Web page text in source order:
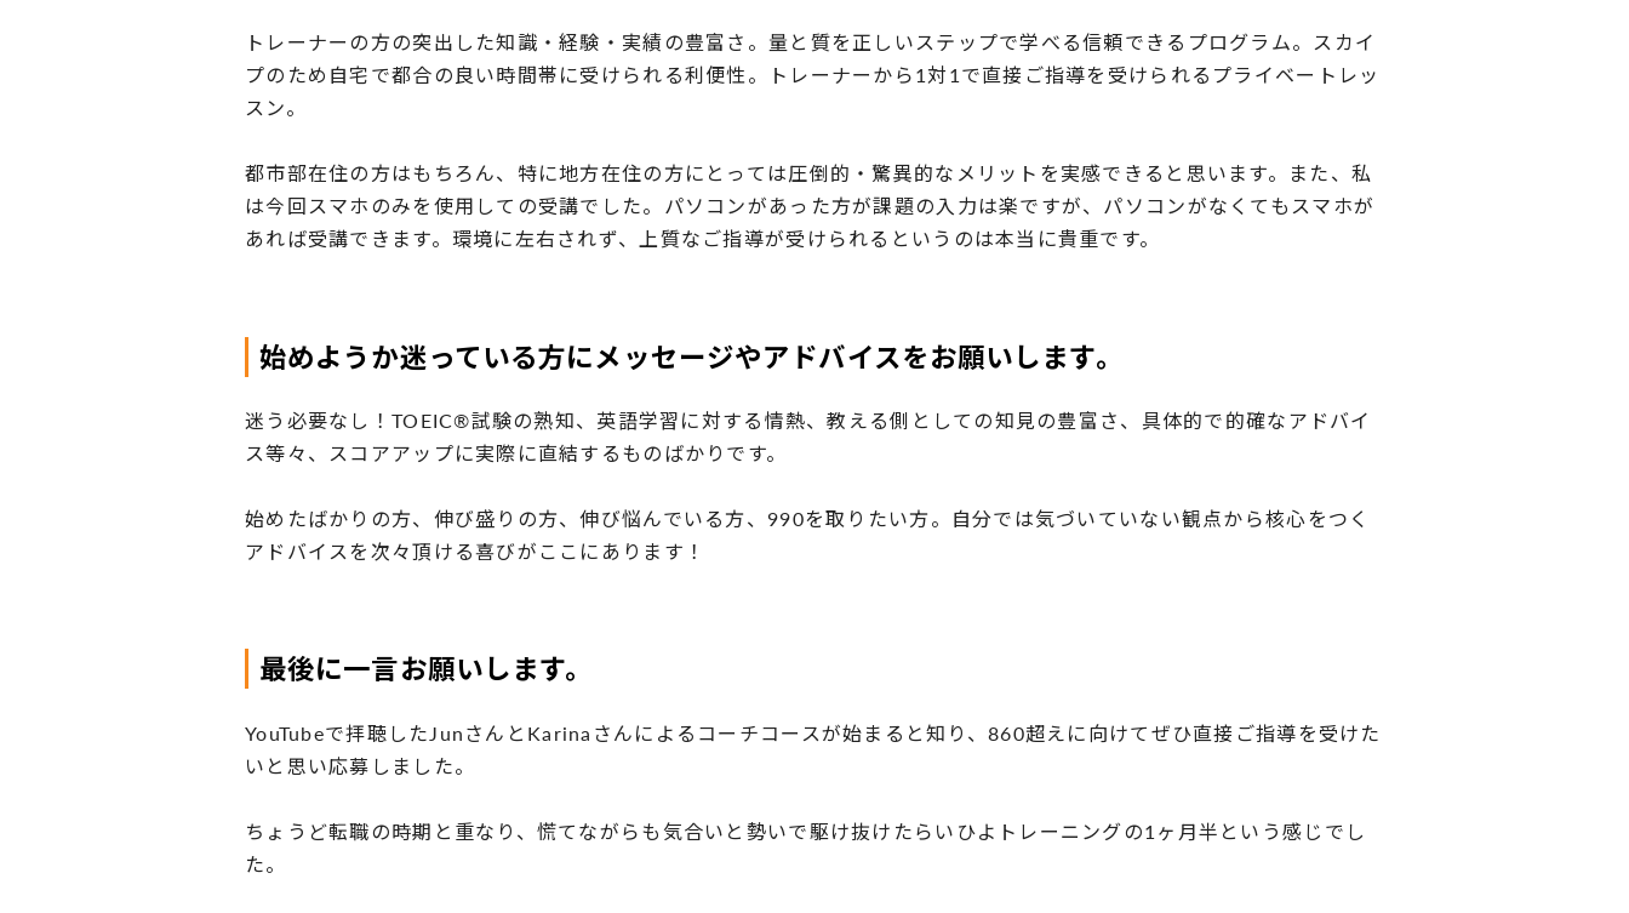
トレーナーの方の突出した知識・経験・実績の豊富さ。量と質を正しいステップで学べる信頼できるプログラム。スカイ
プのため自宅で都合の良い時間帯に受けられる利便性。トレーナーから1対1で直接ご指導を受けられるプライベートレッ
スン。
都市部在住の方はもちろん、特に地方在住の方にとっては圧倒的・驚異的なメリットを実感できると思います。また、私
は今回スマホのみを使用しての受講でした。パソコンがあった方が課題の入力は楽ですが、パソコンがなくてもスマホが
あれば受講できます。環境に左右されず、上質なご指導が受けられるというのは本当に貴重です。
始めようか迷っている方にメッセージやアドバイスをお願いします。
迷う必要なし！TOEIC®試験の熟知、英語学習に対する情熱、教える側としての知見の豊富さ、具体的で的確なアドバイ
ス等々、スコアアップに実際に直結するものばかりです。
始めたばかりの方、伸び盛りの方、伸び悩んでいる方、990を取りたい方。自分では気づいていない観点から核心をつく
アドバイスを次々頂ける喜びがここにあります！
最後に一言お願いします。
YouTubeで拝聴したJunさんとKarinaさんによるコーチコースが始まると知り、860超えに向けてぜひ直接ご指導を受けた
いと思い応募しました。
ちょうど転職の時期と重なり、慌てながらも気合いと勢いで駆け抜けたらいひよトレーニングの1ヶ月半という感じでし
た。